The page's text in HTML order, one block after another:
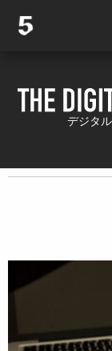
デジタ